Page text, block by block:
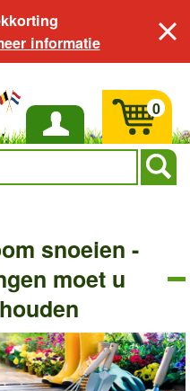
informatie
Inloggen
0
snoeien -
moet u